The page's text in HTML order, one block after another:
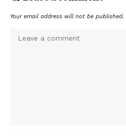
Your email address will not be published.